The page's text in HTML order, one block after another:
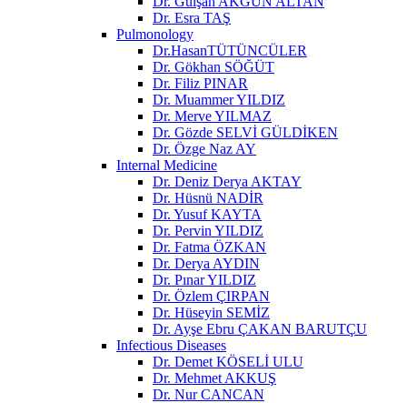
Dr. Esra TAŞ
Pulmonology
Dr.HasanTÜTÜNCÜLER
Dr. Gökhan SÖĞÜT
Dr. Filiz PINAR
Dr. Muammer YILDIZ
Dr. Merve YILMAZ
Dr. Gözde SELVİ GÜLDİKEN
Dr. Özge Naz AY
Internal Medicine
Dr. Deniz Derya AKTAY
Dr. Hüsnü NADİR
Dr. Yusuf KAYTA
Dr. Pervin YILDIZ
Dr. Fatma ÖZKAN
Dr. Derya AYDIN
Dr. Pınar YILDIZ
Dr. Özlem ÇIRPAN
Dr. Hüseyin SEMİZ
Dr. Ayşe Ebru ÇAKAN BARUTÇU
Infectious Diseases
Dr. Demet KÖSELİ ULU
Dr. Mehmet AKKUŞ
Dr. Nur CANCAN